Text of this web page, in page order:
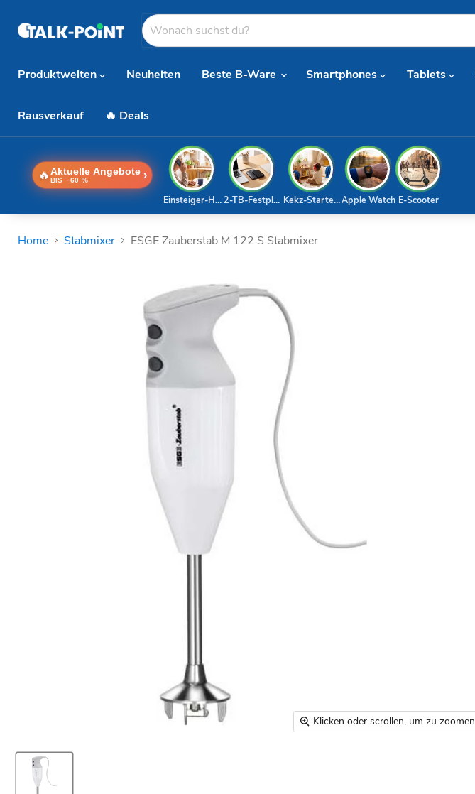
Produktwelten
Neuheiten Beste B-Ware Smartphones Tablets
Rausverkauf 🔥 Deals
🔥 Aktuelle Angebote
BIS −60 % ›
E-Scooter
Apple Watch
Kekz-Starterset
2-TB-Festplatte
Einsteiger-Handy
Home Stabmixer ESGE Zauberstab M 122 S Stabmixer
Klicken oder scrollen, um zu zoomen